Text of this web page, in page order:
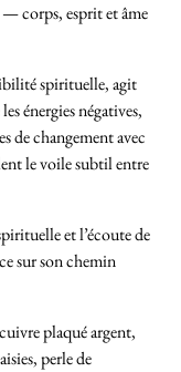
— corps, esprit et âme
spirituelle, agit
énergies négatives,
de changement avec
le voile subtil entre
et l’écoute de
sur son chemin
plaqué argent,
perle de